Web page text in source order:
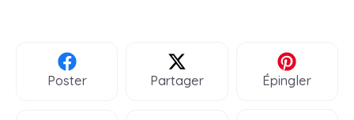
Poster Partager Épingler